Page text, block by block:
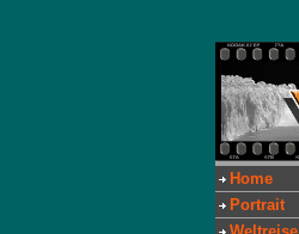
Home
Portrait